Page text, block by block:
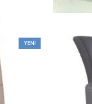
YENI